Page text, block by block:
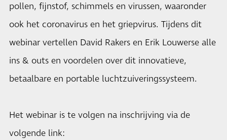
pollen, fijnstof, schimmels en virussen, waaronder
ook het coronavirus en het griepvirus. Tijdens dit
webinar vertellen David Rakers en Erik Louwerse alle
ins & outs en voordelen over dit innovatieve,
betaalbare en portable luchtzuiveringssysteem.
Het webinar is te volgen na inschrijving via de
volgende link: